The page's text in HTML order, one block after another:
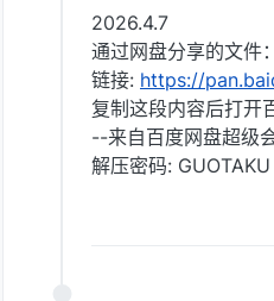
2026.4.7
通过网盘分享的文件：
链接: https://
复制这段内容后打开
--来自百度网盘超级
解压密码: GUOTAKU